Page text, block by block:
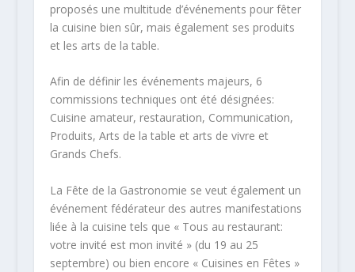
proposés une multitude d’événements pour fêter
la cuisine bien sûr, mais également ses produits
et les arts de la table.
Afin de définir les événements majeurs, 6
commissions techniques ont été désignées:
Cuisine amateur, restauration, Communication,
Produits, Arts de la table et arts de vivre et
Grands Chefs.
La Fête de la Gastronomie se veut également un
événement fédérateur des autres manifestations
liée à la cuisine tels que « Tous au restaurant:
votre invité est mon invité » (du 19 au 25
septembre) ou bien encore « Cuisines en Fêtes »